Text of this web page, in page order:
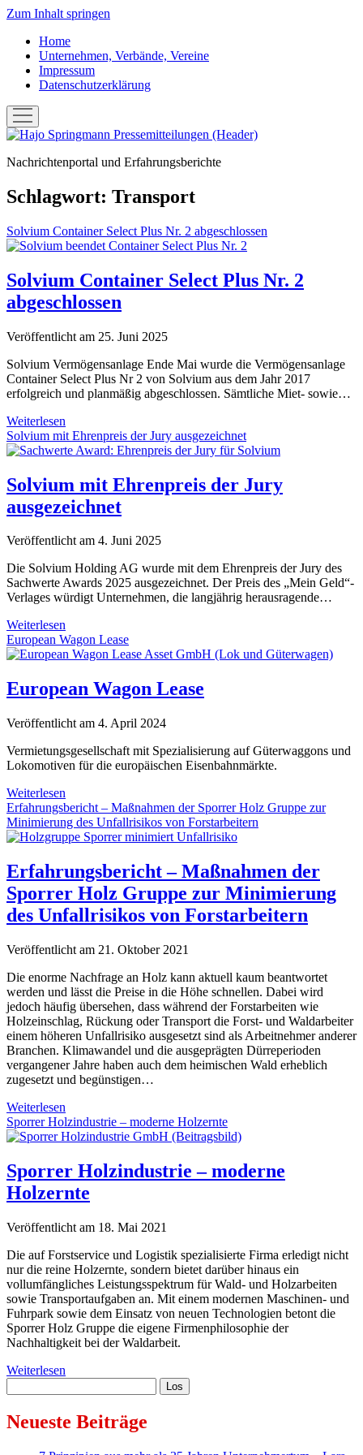
Zum Inhalt springen
Home
Unternehmen, Verbände, Vereine
Impressum
Datenschutzerklärung
Menü
öffnen
Hans-
"Hajo"
Pressemitteilungen
Nachrichtenportal und Erfahrungsberichte
Schlagwort: Transport
Solvium Container Select Plus Nr. 2 abgeschlossen
Solvium Container Select Plus Nr. 2
abgeschlossen
Veröffentlicht am 25. Juni 2025
Solvium Vermögensanlage Ende Mai wurde die Vermögensanlage
Container Select Plus Nr 2 von Solvium aus dem Jahr 2017
erfolgreich und planmäßig abgeschlossen. Sämtliche Miet- sowie…
Weiterlesen
Container
Select
2
abgeschlossen
Solvium mit Ehrenpreis der Jury ausgezeichnet
Solvium mit Ehrenpreis der Jury
ausgezeichnet
Veröffentlicht am 4. Juni 2025
Die Solvium Holding AG wurde mit dem Ehrenpreis der Jury des
Sachwerte Awards 2025 ausgezeichnet. Der Preis des „Mein Geld“-
Verlages würdigt Unternehmen, die langjährig herausragende…
Weiterlesen
mit
Ehrenpreis
Jury
ausgezeichnet
European Wagon Lease
European Wagon Lease
Veröffentlicht am 4. April 2024
Vermietungsgesellschaft mit Spezialisierung auf Güterwaggons und
Lokomotiven für die europäischen Eisenbahnmärkte.
Weiterlesen
Wagon
Lease
Erfahrungsbericht – Maßnahmen der Sporrer Holz Gruppe zur
Minimierung des Unfallrisikos von Forstarbeitern
Erfahrungsbericht – Maßnahmen der
Sporrer Holz Gruppe zur Minimierung
des Unfallrisikos von Forstarbeitern
Veröffentlicht am 21. Oktober 2021
Die enorme Nachfrage an Holz kann aktuell kaum beantwortet
werden und lässt die Preise in die Höhe schnellen. Dabei wird
jedoch häufig übersehen, dass während der Forstarbeiten wie
Holzeinschlag, Rückung oder Transport die Forst- und Waldarbeiter
einem höheren Unfallrisiko ausgesetzt sind als Arbeitnehmer anderer
Branchen. Klimawandel und die ausgeprägten Dürreperioden
vergangener Jahre haben auch dem heimischen Wald erheblich
zugesetzt und begünstigen…
Weiterlesen
–
Maßnahmen
Sporrer
Holz
Gruppe
Minimierung
Unfallrisikos
von
Forstarbeitern
Sporrer Holzindustrie – moderne Holzernte
Sporrer Holzindustrie – moderne
Holzernte
Veröffentlicht am 18. Mai 2021
Die auf Forstservice und Logistik spezialisierte Firma erledigt nicht
nur die reine Holzernte, sondern bietet darüber hinaus ein
vollumfängliches Leistungsspektrum für Wald- und Holzarbeiten
sowie Transportaufgaben an. Mit einem modernen Maschinen- und
Fuhrpark sowie dem Einsatz von neuen Technologien betont die
Sporrer Holz Gruppe die eigene Firmenphilosophie der
Nachhaltigkeit bei der Waldarbeit.
Weiterlesen
–
moderne
Holzernte
Neueste Beiträge